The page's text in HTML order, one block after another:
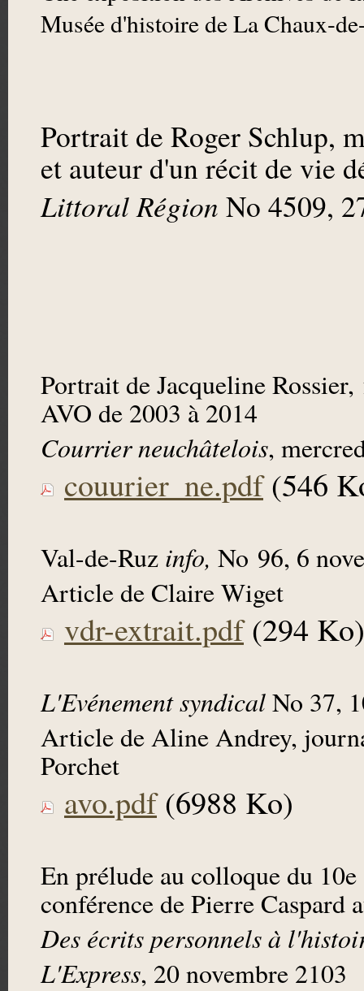
Musée d'histoire de La Chaux-
Portrait de Roger Schlup,
et auteur d'un récit de vie
Littoral Région No 4509,
Portrait de Jacqueline
AVO de 2003 à 2014
Courrier neuchâtelois,
couurier_ne.pdf(546
Val-de-Ruz info, No 96, 6
Article de Claire Wiget
vdr-extrait.pdf(294 Ko)
L'Evénement syndicalNo 37,
Article de Aline Andrey,
Porchet
avo.pdf(6988 Ko)
En prélude au colloque du
conférence de Pierre Caspard
Des écrits personnels à
L'Express, 20 novembre 2103